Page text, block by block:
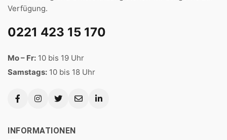
Verfügung.
0221 423 15 170
Mo – Fr: 10 bis 19 Uhr
Samstags: 10 bis 18 Uhr
INFORMATIONEN